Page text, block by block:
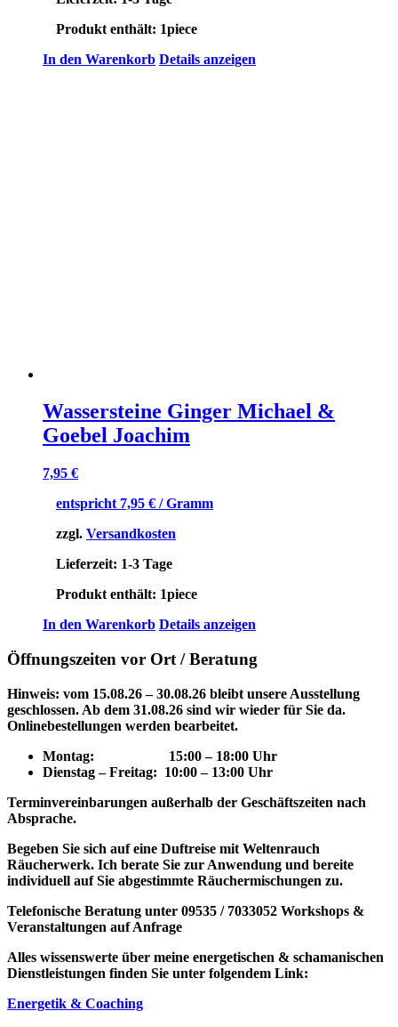
Produkt enthält: 1piece
In den Warenkorb Details anzeigen
Wassersteine Ginger Michael &
Goebel Joachim
7,95 €
entspricht 7,95 € / Gramm
zzgl. Versandkosten
Lieferzeit: 1-3 Tage
Produkt enthält: 1piece
In den Warenkorb Details anzeigen
Öffnungszeiten vor Ort / Beratung
Hinweis: vom 15.08.26 – 30.08.26 bleibt unsere Ausstellung
geschlossen. Ab dem 31.08.26 sind wir wieder für Sie da.
Onlinebestellungen werden bearbeitet.
Montag: 15:00 – 18:00 Uhr
Dienstag – Freitag: 10:00 – 13:00 Uhr
Terminvereinbarungen außerhalb der Geschäftszeiten nach
Absprache.
Begeben Sie sich auf eine Duftreise mit Weltenrauch
Räucherwerk. Ich berate Sie zur Anwendung und bereite
individuell auf Sie abgestimmte Räuchermischungen zu.
Telefonische Beratung unter 09535 / 7033052 Workshops &
Veranstaltungen auf Anfrage
Alles wissenswerte über meine energetischen & schamanischen
Dienstleistungen finden Sie unter folgendem Link:
Energetik & Coaching